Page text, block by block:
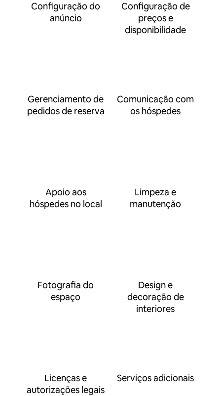
Configuração do
anúncio
Configuração de
preços e
disponibilidade
Gerenciamento de
pedidos de reserva
Comunicação com
os hóspedes
Apoio aos
hóspedes no local
Limpeza e
manutenção
Fotografia do
espaço
Design e
decoração de
interiores
Licenças e
autorizações legais
Serviços adicionais